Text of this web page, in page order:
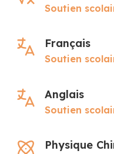
Soutien
Français
Soutien
Anglais
Soutien
Physique